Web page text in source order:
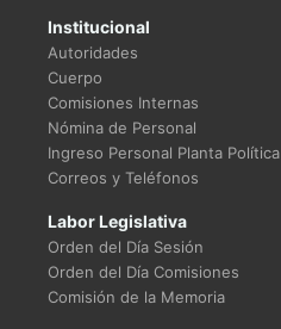
Institucional
Autoridades
Cuerpo
Comisiones Internas
Nómina de Personal
Ingreso Personal Planta Política
Correos y Teléfonos
Labor Legislativa
Orden del Día Sesión
Orden del Día Comisiones
Comisión de la Memoria